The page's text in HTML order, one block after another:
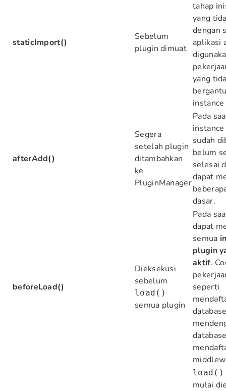
staticImport()
Sebelum
plugin dimuat
tahap
yang
dengan
aplikasi
yang
afterAdd()
Segera
setelah plugin
ditambahkan
ke
PluginManager
Pada
sudah
belum
selesai
dapat
dasar.
beforeLoad()
Dieksekusi
sebelum
load()
semua plugin
Pada
dapat
semua
plugin
aktif.
seperti
load()
mulai